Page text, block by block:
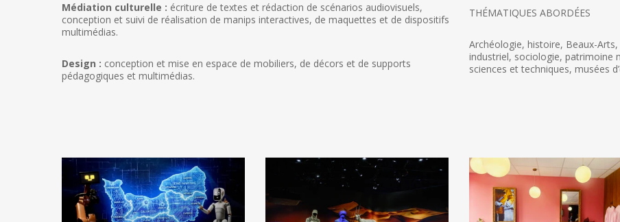
Médiation culturelle : écriture de textes et rédaction de scénarios audiovisuels,
conception et suivi de réalisation de manips interactives, de maquettes et de dispositifs
multimédias.
Design : conception et mise en espace de mobiliers, de décors et de supports
pédagogiques et multimédias.
THÉMATIQUES ABORDÉES
Archéologie, histoire, Beaux-
industriel, sociologie, patrimoine
sciences et techniques, musées